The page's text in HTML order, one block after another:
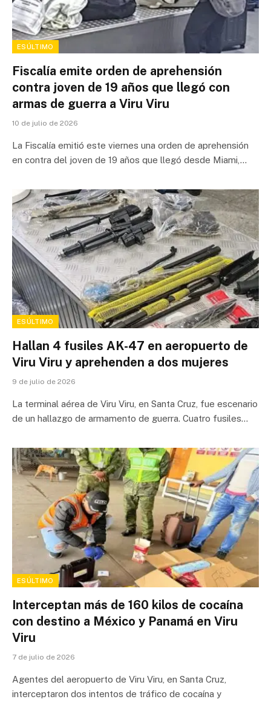
ESÚLTIMO
Fiscalía emite orden de aprehensión
contra joven de 19 años que llegó con
armas de guerra a Viru Viru
10 de julio de 2026
La Fiscalía emitió este viernes una orden de aprehensión
en contra del joven de 19 años que llegó desde Miami,…
ESÚLTIMO
Hallan 4 fusiles AK-47 en aeropuerto de
Viru Viru y aprehenden a dos mujeres
9 de julio de 2026
La terminal aérea de Viru Viru, en Santa Cruz, fue escenario
de un hallazgo de armamento de guerra. Cuatro fusiles…
ESÚLTIMO
Interceptan más de 160 kilos de cocaína
con destino a México y Panamá en Viru
Viru
7 de julio de 2026
Agentes del aeropuerto de Viru Viru, en Santa Cruz,
interceptaron dos intentos de tráfico de cocaína y